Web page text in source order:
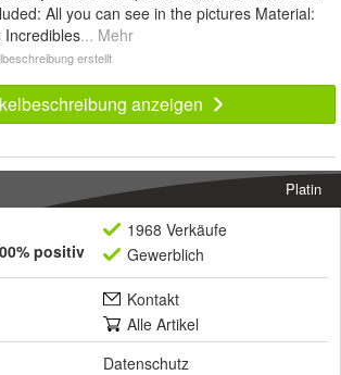
All you can see in the pictures Material:
Incredibles... Mehr
erstellt
anzeigen
Platin
positiv
1968 Verkäufe
Gewerblich
Kontakt
Alle Artikel
Datenschutz